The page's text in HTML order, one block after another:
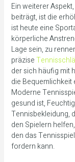
Ein weiterer
beiträgt, ist die
ist heute eine
körperliche
Lage sein, zu
präzise
der sich häufig mit
die Bequemlichkeit
Moderne
gesund ist,
Tennisbekleidung,
den Spielern
den das
fordern kann.